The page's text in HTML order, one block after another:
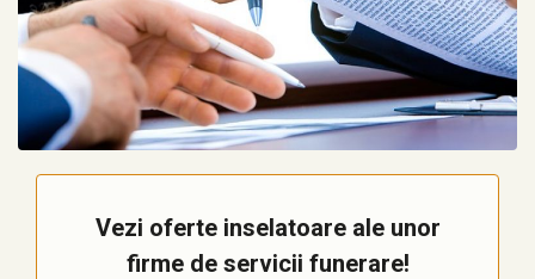
Vezi oferte inselatoare ale unor
firme de servicii funerare!